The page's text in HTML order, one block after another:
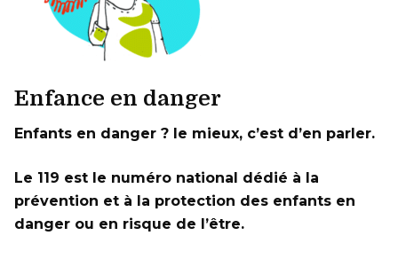
Enfance en danger
Enfants en danger ? le mieux, c’est d’en parler.
Le 119 est le numéro national dédié à la
prévention et à la protection des enfants en
danger ou en risque de l’être.